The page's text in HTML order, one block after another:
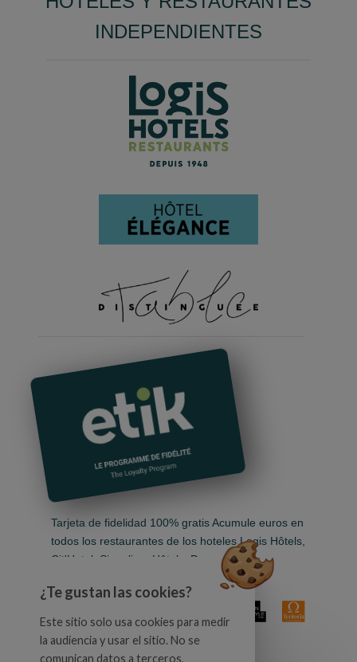
INDEPENDIENTES
Tarjeta de fidelidad 100% gratis Acumule euros en
todos los restaurantes de los hoteles Logis Hôtels,
Cit'Hotel, Singuliers Hôtels, Demeures &
Châteaux, Urban Style y Auberge de Pays.
¿Te gustan las cookies?
Este sitio solo usa cookies para medir
la audiencia y usar el sitio. No se
comunican datos a terceros,